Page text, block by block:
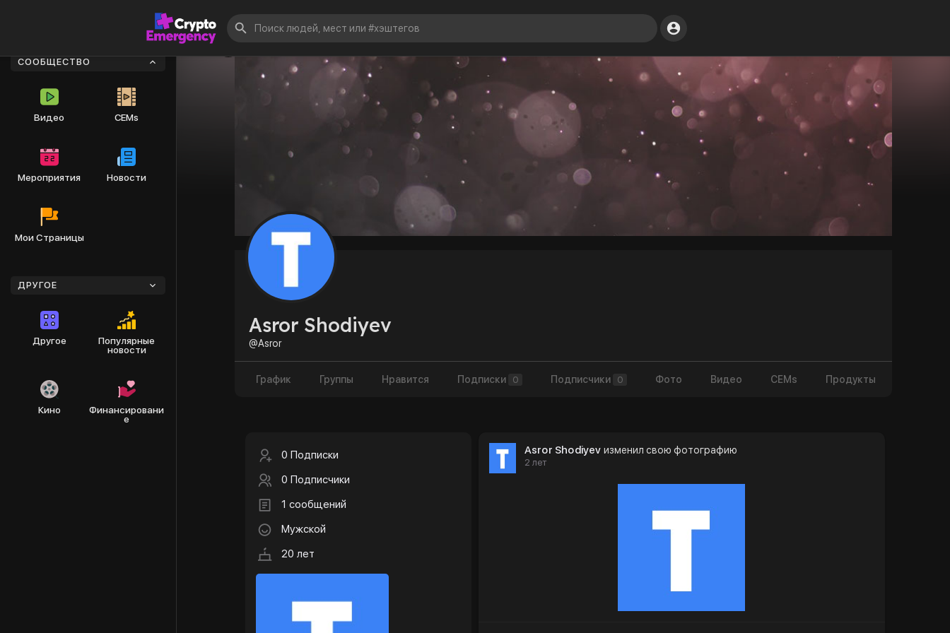
СООБЩЕСТВО
Видео CEMs
Мероприятия Новости
Мои Страницы
ДРУГОЕ
Другое
Популярные
новости
Кино
Финансировани
е
Asror Shodiyev
@Asror
График Группы Нравится Подписки 0 Подписчики 0 Фото Видео CEMs Продукты
0 Подписки
0 Подписчики
1 сообщений
Мужской
20 лет
Asror Shodiyev изменил свою фотографию
2 лет